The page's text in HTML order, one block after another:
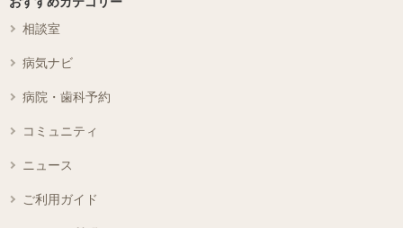
相談室
病気ナビ
病院・歯科予約
コミュニティ
ニュース
ご利用ガイド